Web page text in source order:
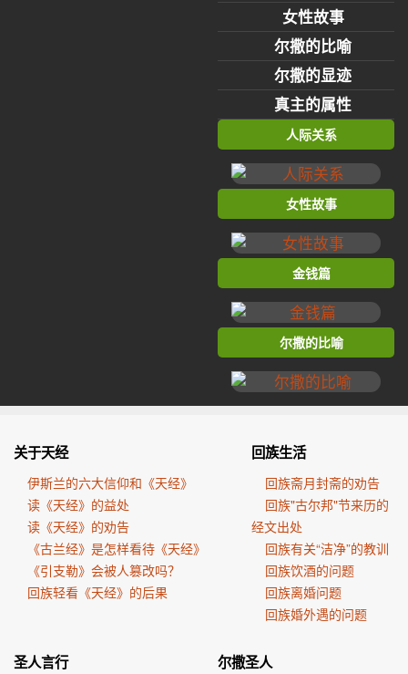
女性故事
尔撒的比喻
尔撒的显迹
真主的属性
人际关系
女性故事
金钱篇
尔撒的比喻
关于天经
伊斯兰的六大信仰和《天经》
读《天经》的益处
读《天经》的劝告
《古兰经》是怎样看待《天经》
《引支勒》会被人篡改吗？
回族轻看《天经》的后果
回族生活
回族斋月封斋的劝告
回族"古尔邦"节来历的
经文出处
回族有关“洁净”的教训
回族饮酒的问题
回族离婚问题
回族婚外遇的问题
圣人言行 尔撒圣人